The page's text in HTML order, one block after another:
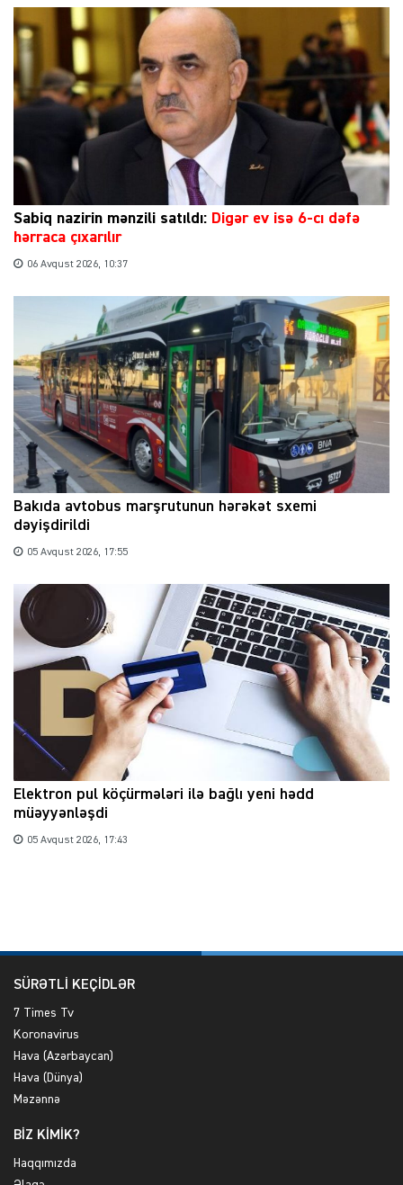
Sabiq nazirin mənzili satıldı: Digər ev isə 6-cı dəfə
hərraca çıxarılır
06 Avqust 2026, 10:37
Bakıda avtobus marşrutunun hərəkət sxemi
dəyişdirildi
05 Avqust 2026, 17:55
Elektron pul köçürmələri ilə bağlı yeni hədd
müəyyənləşdi
05 Avqust 2026, 17:43
SÜRƏTLİ KEÇİDLƏR
7 Times Tv
Koronavirus
Hava (Azərbaycan)
Hava (Dünya)
Məzənnə
BİZ KİMİK?
Haqqımızda